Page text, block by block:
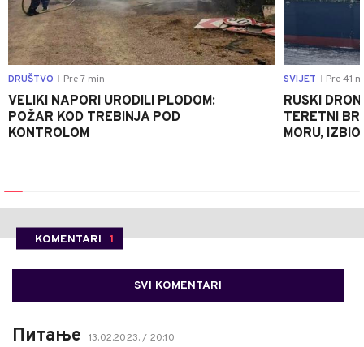
DRUŠTVO Pre 7 min
VELIKI NAPORI URODILI PLODOM:
POŽAR KOD TREBINJA POD
KONTROLOM
SVIJET Pre 41
RUSKI
TERETNI
MORU,
KOMENTARI 1
SVI KOMENTARI
Питање 13.02.2023. / 20:10